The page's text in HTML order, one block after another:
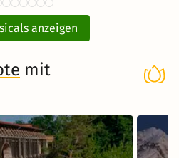
ab137 €
DER LÖWEN
Hamburg
anzeigen
mit